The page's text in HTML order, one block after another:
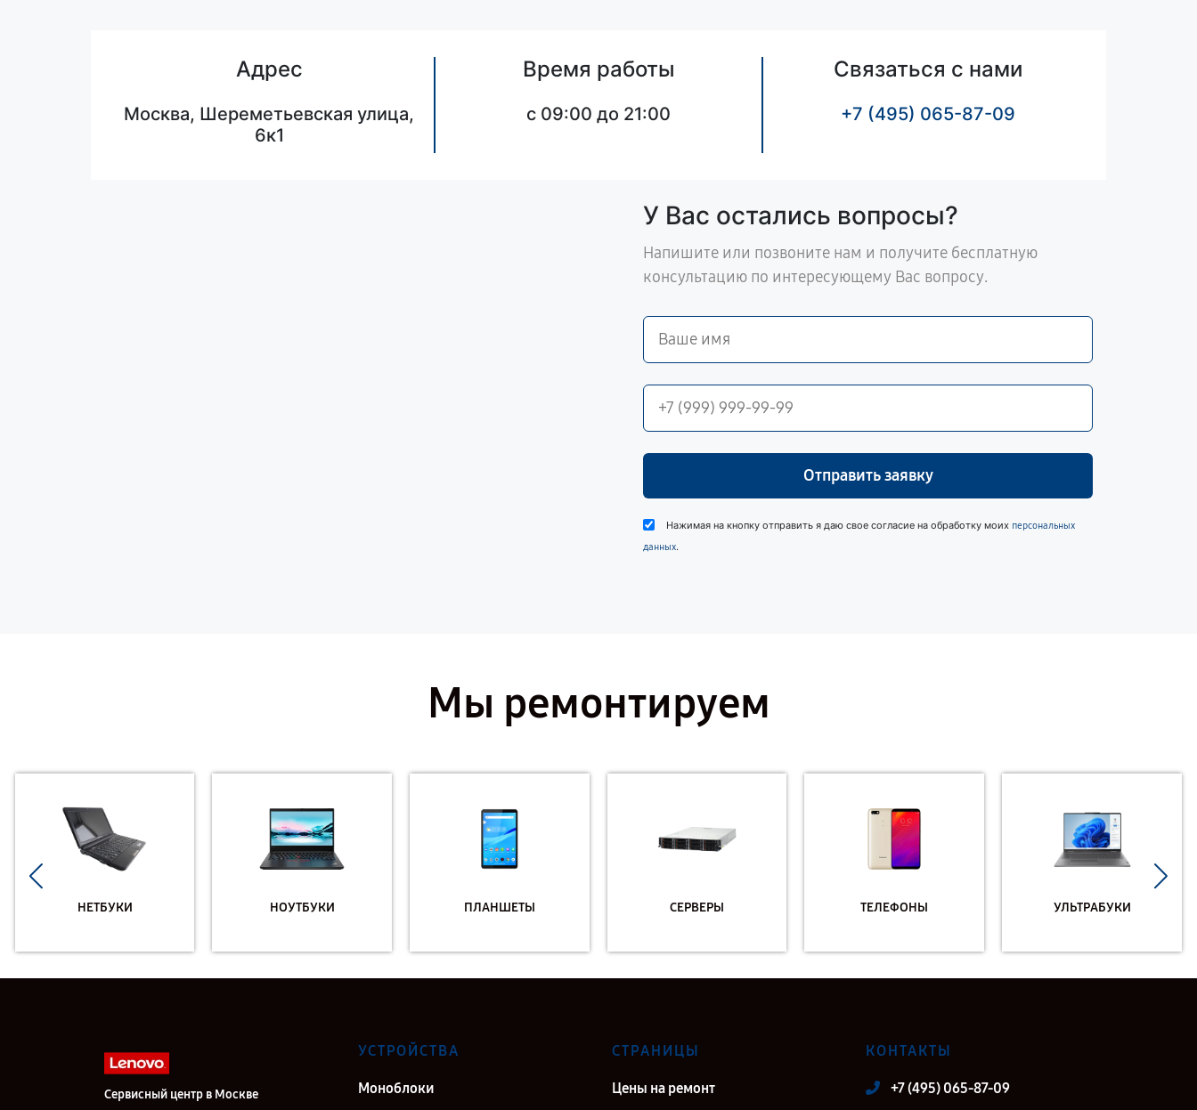
Адрес
Москва, Шереметьевская улица,
6к1
Время работы
c 09:00 до 21:00
Связаться с нами
+7 (495) 065-87-09
У Вас остались вопросы?
Напишите или позвоните нам и получите бесплатную
консультацию по интересующему Вас вопросу.
Отправить заявку
Нажимая на кнопку отправить я даю свое согласие на обработку моих персональных
данных.
Мы ремонтируем
НЕТБУКИ НОУТБУКИ ПЛАНШЕТЫ СЕРВЕРЫ ТЕЛЕФОНЫ УЛЬТРАБУКИ
Сервисный центр в Москве
УСТРОЙСТВА
Моноблоки
СТРАНИЦЫ
Цены на ремонт
КОНТАКТЫ
+7 (495) 065-87-09